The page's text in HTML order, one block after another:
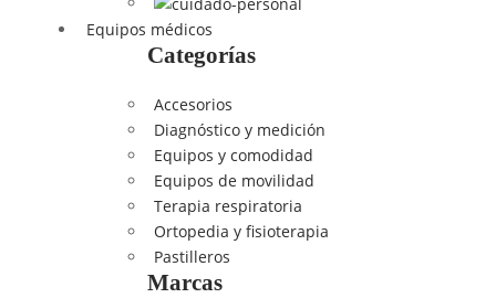
Equipos médicos
Categorías
Accesorios
Diagnóstico y medición
Equipos y comodidad
Equipos de movilidad
Terapia respiratoria
Ortopedia y fisioterapia
Pastilleros
Marcas